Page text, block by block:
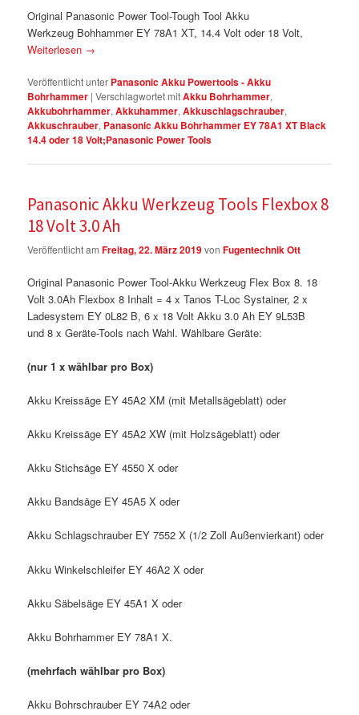
Original Panasonic Power Tool-Tough Tool Akku
Werkzeug Bohhammer EY 78A1 XT, 14.4 Volt oder 18 Volt,
Weiterlesen →
Veröffentlicht unter Panasonic Akku Powertools - Akku
Bohrhammer |Verschlagwortet mitAkku Bohrhammer,
Akkubohrhammer,Akkuhammer,Akkuschlagschrauber,
Akkuschrauber, Panasonic Akku Bohrhammer EY 78A1 XT Black
14.4 oder 18 Volt;Panasonic Power Tools
Panasonic Akku Werkzeug Tools Flexbox 8
18 Volt 3.0 Ah
Veröffentlicht amFreitag, 22. März 2019vonFugentechnik Ott
Original Panasonic Power Tool-Akku Werkzeug Flex Box 8. 18
Volt 3.0Ah Flexbox 8 Inhalt = 4 x Tanos T-Loc Systainer, 2 x
Ladesystem EY 0L82 B, 6 x 18 Volt Akku 3.0 Ah EY 9L53B
und 8 x Geräte-Tools nach Wahl. Wählbare Geräte:
(nur 1 x wählbar pro Box)
Akku Kreissäge EY 45A2 XM (mit Metallsägeblatt) oder
Akku Kreissäge EY 45A2 XW (mit Holzsägeblatt) oder
Akku Stichsäge EY 4550 X oder
Akku Bandsäge EY 45A5 X oder
Akku Schlagschrauber EY 7552 X (1/2 Zoll Außenvierkant) oder
Akku Winkelschleifer EY 46A2 X oder
Akku Säbelsäge EY 45A1 X oder
Akku Bohrhammer EY 78A1 X.
(mehrfach wählbar pro Box)
Akku Bohrschrauber EY 74A2 oder